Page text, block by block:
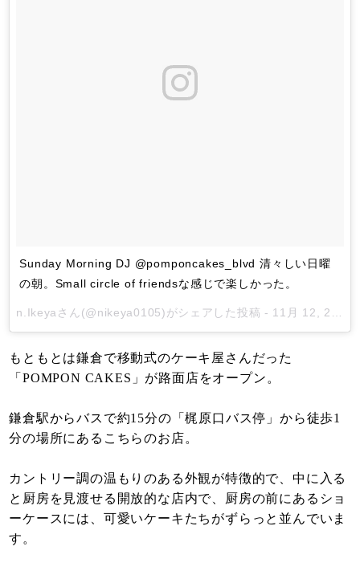
Sunday Morning DJ @pomponcakes_blvd 清々しい日曜
の朝。Small circle of friendsな感じで楽しかった。
n.Ikeya さん(@nikeya0105)がシェアした投稿 - 11月 12, 2017 at 12:12午前 PST
もともとは鎌倉で移動式のケーキ屋さんだった
「POMPON CAKES」が路面店をオープン。
鎌倉駅からバスで約15分の「梶原口バス停」から徒歩1
分の場所にあるこちらのお店。
カントリー調の温もりのある外観が特徴的で、中に入る
と厨房を見渡せる開放的な店内で、厨房の前にあるショ
ーケースには、可愛いケーキたちがずらっと並んでいま
す。